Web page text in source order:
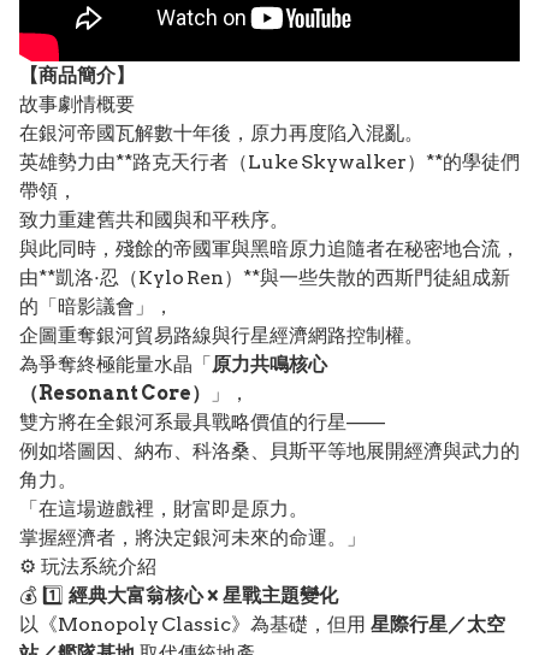
【商品簡介】
故事劇情概要
在銀河帝國瓦解數十年後，原力再度陷入混亂。
英雄勢力由**路克天行者（Luke Skywalker）**的學徒們
帶領，
致力重建舊共和國與和平秩序。
與此同時，殘餘的帝國軍與黑暗原力追隨者在秘密地合流，
由**凱洛·忍（Kylo Ren）**與一些失散的西斯門徒組成新
的「暗影議會」，
企圖重奪銀河貿易路線與行星經濟網路控制權。
為爭奪終極能量水晶「原力共鳴核心
（Resonant Core）
」，
雙方將在全銀河系最具戰略價值的行星——
例如塔圖因、納布、科洛桑、貝斯平等地展開經濟與武力的
角力。
「在這場遊戲裡，財富即是原力。
掌握經濟者，將決定銀河未來的命運。」
⚙️ 玩法系統介紹
💰 1️⃣ 經典大富翁核心 × 星戰主題變化
以《Monopoly Classic》為基礎，但用 星際行星／太空